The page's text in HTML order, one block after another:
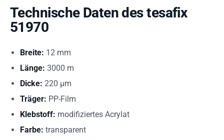
Technische Daten des tesafix
51970
Breite: 12 mm
Länge: 3000 m
Dicke: 220 µm
Träger: PP-Film
Klebstoff: modifiziertes Acrylat
Farbe: transparent